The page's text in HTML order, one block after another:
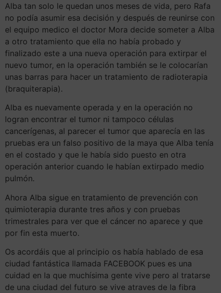
Alba tan solo le quedan unos meses de vida, pero Rafa
no podía asumir esa decisión y después de reunirse con
el equipo medico el doctor Mora decide someter a Alba
a otro tratamiento que ella no había probado y
finalizado este a una nueva operación para extirpar el
nuevo tumor, en la operación también se le colocarían
unas barras para hacer un tratamiento de radioterapia
(braquiterapia).
Alba es nuevamente operada y en la operación no
logran encontrar el tumor ni tampoco células
cancerígenas, al parecer el tumor que aparecía en las
pruebas era un falso positivo de la maya que Alba tenía
en el costado y que le había sido puesto en otra
operación anterior cuando le habían extirpado medio
pulmón.
Ahora Alba sigue en tratamiento de prevención con
quimioterapia durante tres años y con pruebas
trimestrales para ver que el cáncer no aparece y que
por fin esta muerto.
Os acordáis que al principio os había hablado de esa
ciudad fantástica llamada FACEBOOK pues es una
cuidad en la que muchísima gente vive pero al tratarse
de una ciudad del futuro se vive atraves de la fibra